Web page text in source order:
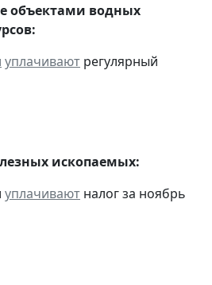
объектами водных
уплачивают регулярный
ископаемых:
уплачивают налог за ноябрь